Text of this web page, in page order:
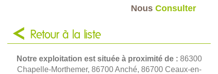
Nous Consulter
Retour à la liste
Notre exploitation est située à proximité de : 86300
Chapelle-Morthemer, 86700 Anché, 86700 Ceaux-en-